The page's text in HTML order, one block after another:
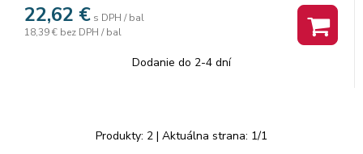
22,62 € s DPH / bal
18,39 € bez DPH / bal
Dodanie do 2-4 dní
Produkty: 2 | Aktuálna strana: 1/1